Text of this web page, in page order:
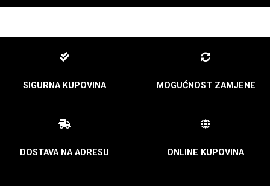
SIGURNA KUPOVINA MOGUĆNOST ZAMJENE
DOSTAVA NA ADRESU ONLINE KUPOVINA